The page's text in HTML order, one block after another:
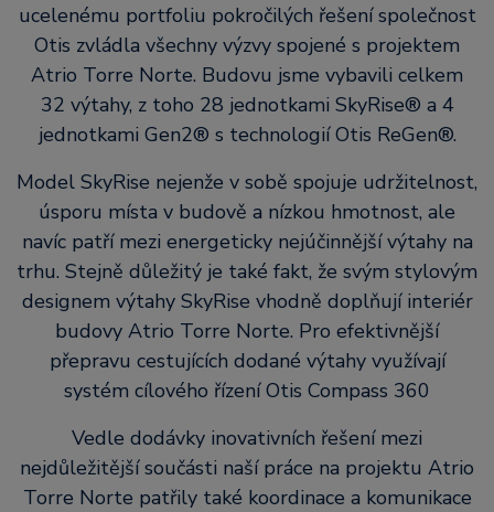
ucelenému portfoliu pokročilých řešení společnost
Otis zvládla všechny výzvy spojené s projektem
Atrio Torre Norte. Budovu jsme vybavili celkem
32 výtahy, z toho 28 jednotkami SkyRise® a 4
jednotkami Gen2® s technologií Otis ReGen®.
Model SkyRise nejenže v sobě spojuje udržitelnost,
úsporu místa v budově a nízkou hmotnost, ale
navíc patří mezi energeticky nejúčinnější výtahy na
trhu. Stejně důležitý je také fakt, že svým stylovým
designem výtahy SkyRise vhodně doplňují interiér
budovy Atrio Torre Norte. Pro efektivnější
přepravu cestujících dodané výtahy využívají
systém cílového řízení Otis Compass 360
Vedle dodávky inovativních řešení mezi
nejdůležitější součásti naší práce na projektu Atrio
Torre Norte patřily také koordinace a komunikace